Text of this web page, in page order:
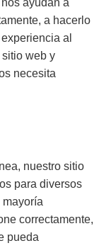
ayudan a
a hacerlo
al
web y
necesita
nuestro sitio
para diversos
correctamente,
pueda